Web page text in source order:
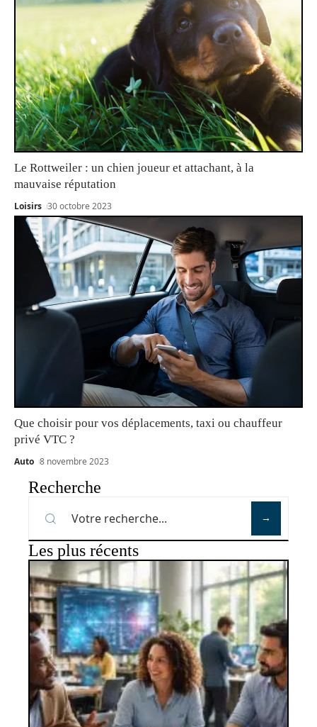
Le Rottweiler : un chien joueur et attachant, à la
mauvaise réputation
Loisirs 30 octobre 2023
Que choisir pour vos déplacements, taxi ou chauffeur
privé VTC ?
Auto 8 novembre 2023
Recherche
Les plus récents